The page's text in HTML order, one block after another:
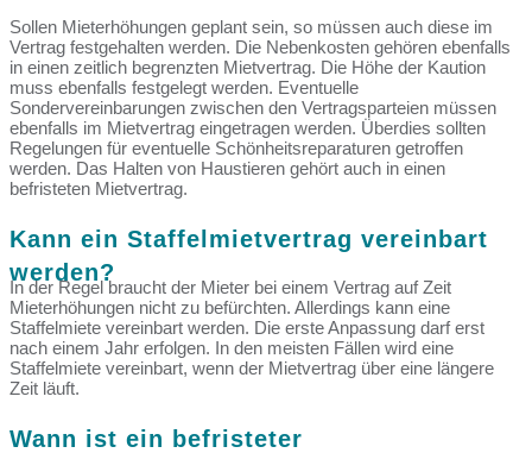
Sollen Mieterhöhungen geplant sein, so müssen auch diese im
Vertrag festgehalten werden. Die Nebenkosten gehören ebenfalls
in einen zeitlich begrenzten Mietvertrag. Die Höhe der Kaution
muss ebenfalls festgelegt werden. Eventuelle
Sondervereinbarungen zwischen den Vertragsparteien müssen
ebenfalls im Mietvertrag eingetragen werden. Überdies sollten
Regelungen für eventuelle Schönheitsreparaturen getroffen
werden. Das Halten von Haustieren gehört auch in einen
befristeten Mietvertrag.
Kann ein Staffelmietvertrag vereinbart
werden?
In der Regel braucht der Mieter bei einem Vertrag auf Zeit
Mieterhöhungen nicht zu befürchten. Allerdings kann eine
Staffelmiete vereinbart werden. Die erste Anpassung darf erst
nach einem Jahr erfolgen. In den meisten Fällen wird eine
Staffelmiete vereinbart, wenn der Mietvertrag über eine längere
Zeit läuft.
Wann ist ein befristeter